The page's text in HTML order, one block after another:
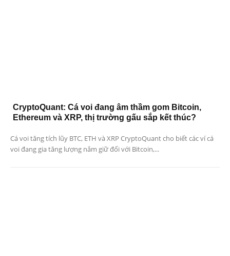
CryptoQuant: Cá voi đang âm thầm gom Bitcoin,
Ethereum và XRP, thị trường gấu sắp kết thúc?
Cá voi tăng tích lũy BTC, ETH và XRP CryptoQuant cho biết các ví cá
voi đang gia tăng lượng nắm giữ đối với Bitcoin,...